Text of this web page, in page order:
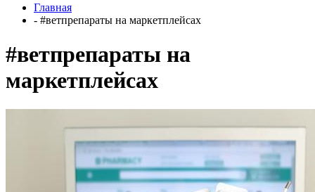
Главная
- #ветпрепараты на маркетплейсах
#ветпрепараты на
маркетплейсах